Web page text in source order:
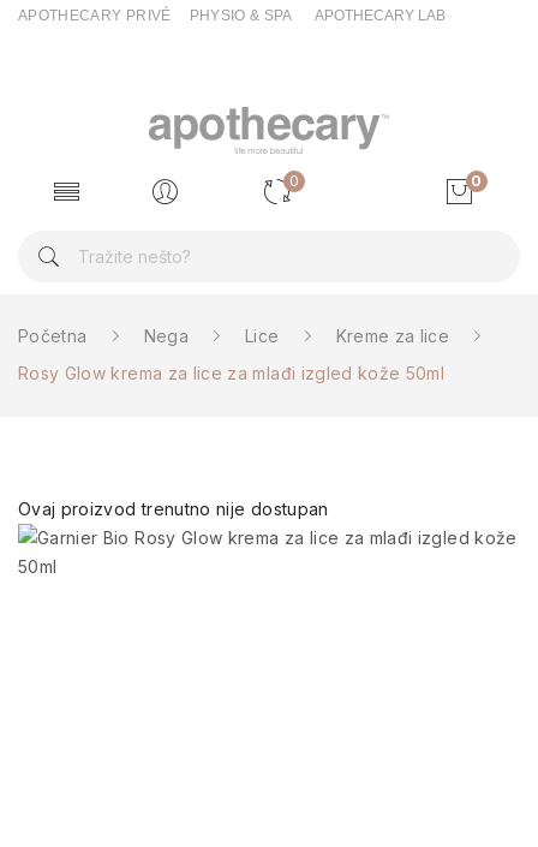
APOTHECARY PRIVÉ PHYSIO & SPA APOTHECARY LAB
0 0
Početna Nega Lice
Kreme za lice
Rosy Glow krema za lice za mlađi izgled kože 50ml
Ovaj proizvod trenutno nije dostupan